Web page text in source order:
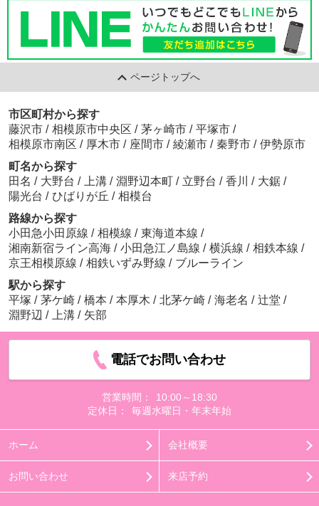
ページトップへ
市区町村から探す
藤沢市 / 相模原市中央区 / 茅ヶ崎市 / 平塚市 /
相模原市南区 / 厚木市 / 座間市 / 綾瀬市 / 秦野市 / 伊勢原市
町名から探す
田名 / 大野台 / 上溝 / 淵野辺本町 / 立野台 / 香川 / 大鋸 /
陽光台 / ひばりが丘 / 相模台
路線から探す
小田急小田原線 / 相模線 / 東海道本線 /
湘南新宿ライン高海 / 小田急江ノ島線 / 横浜線 / 相鉄本線 /
京王相模原線 / 相鉄いずみ野線 / ブルーライン
駅から探す
平塚 / 茅ケ崎 / 橋本 / 本厚木 / 北茅ケ崎 / 海老名 / 辻堂 /
淵野辺 / 上溝 / 矢部
電話でお問い合わせ
営業時間：
10:00～18:30
定休日：
毎週水曜日・年末年始
ホーム 会社概要
お問い合わせ 来店予約